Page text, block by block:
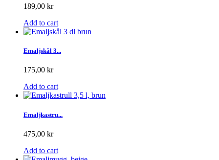
189,00 kr
Add to cart
Emaljskål 3...
175,00 kr
Add to cart
Emaljkastru...
475,00 kr
Add to cart